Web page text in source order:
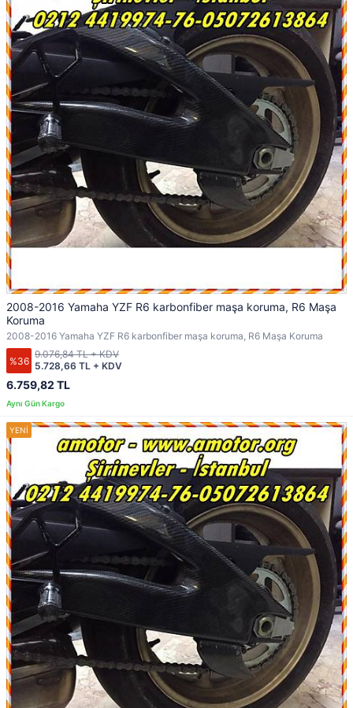
2008-2016 Yamaha YZF R6 karbonfiber maşa koruma, R6 Maşa
Koruma
2008-2016 Yamaha YZF R6 karbonfiber maşa koruma, R6 Maşa Koruma
%36
6.759,82 TL
5.728,66 TL + KDV
9.076,84 TL + KDV